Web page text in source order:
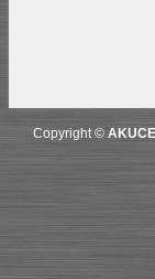
Copyright ©